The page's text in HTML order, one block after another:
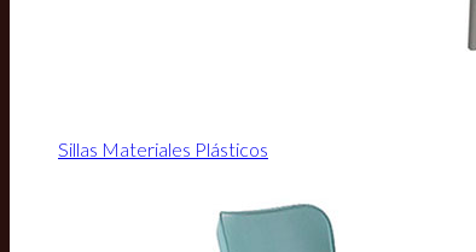
Sillas Materiales Plásticos